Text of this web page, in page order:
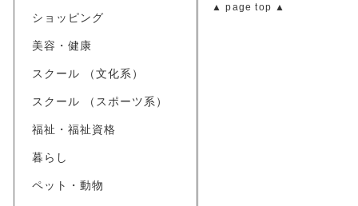
▲ page top ▲
ショッピング
美容・健康
スクール （文化系）
スクール （スポーツ系）
福祉・福祉資格
暮らし
ペット・動物